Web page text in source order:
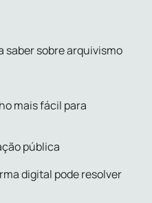
saber sobre arquivismo
mais fácil para
pública
digital pode resolver